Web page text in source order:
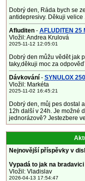
Dobrý den, Ráda bych se
antidepresivy. Děkuji velice
Afluditen- AFLUDITEN 25
Vložil: Andrea Krulová
2025-11-12 12:05:01
Dobrý den můžu vědět jak
taky,děkuji moc za odpověď
Dávkování - SYNULOX
Vložil: Markéta
2025-11-02 16:45:21
Dobrý den, můj pes dostal
12h další v 24h. Je možné
jednorázově? Jestezbere
Nejnovější příspěvky v
Vypadá to jak na bradavici
Vložil: Vladislav
2026-04-13 17:54:47